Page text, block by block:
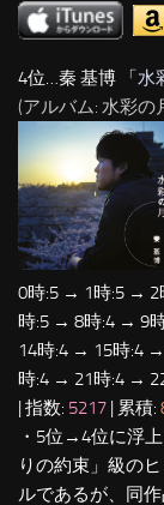
4位…秦 基博 「水
(アルバム: 水彩の
0時:5 → 1時:5 →
時:5 → 8時:4 → 9
14時:4 → 15時:4
時:4 → 21時:4 →
| 指数: 5217 | 累積:
・5位→4位に浮
りの約束」級の
ルであるが、同